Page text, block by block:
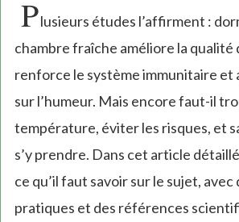
Plusieurs études l’affirment :
chambre fraîche améliore la qualité
renforce le système immunitaire et
sur l’humeur. Mais encore faut-il
température, éviter les risques, et
s’y prendre. Dans cet article
ce qu’il faut savoir sur le sujet, avec
pratiques et des références